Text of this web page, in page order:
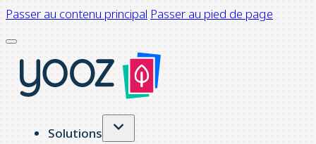
Passer au contenu principal Passer au pied de page
Solutions